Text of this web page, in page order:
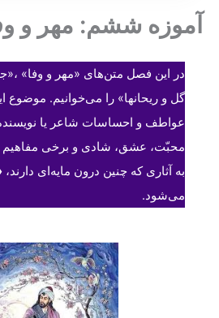
آموزه ششم: مهر و
در این فصل متن‌های «مهر و وفا»
گل و ریحانها» را می‌خوانیم. موضوع
عواطف و احساسات شاعر یا
محبّت، عشق، شادی و برخی
به آثاری که چنین درون مایه‌ای دارند،
می‌شود.